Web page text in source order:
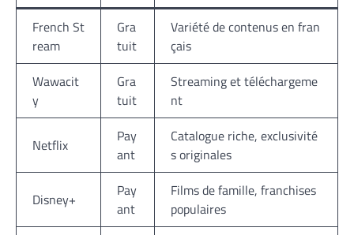
French St
ream
Gra
tuit
Variété de contenus en fran
çais
Wawacit
y
Gra
tuit
Streaming et téléchargeme
nt
Netflix
Pay
ant
Catalogue riche, exclusivité
s originales
Disney+
Pay
ant
Films de famille, franchises
populaires